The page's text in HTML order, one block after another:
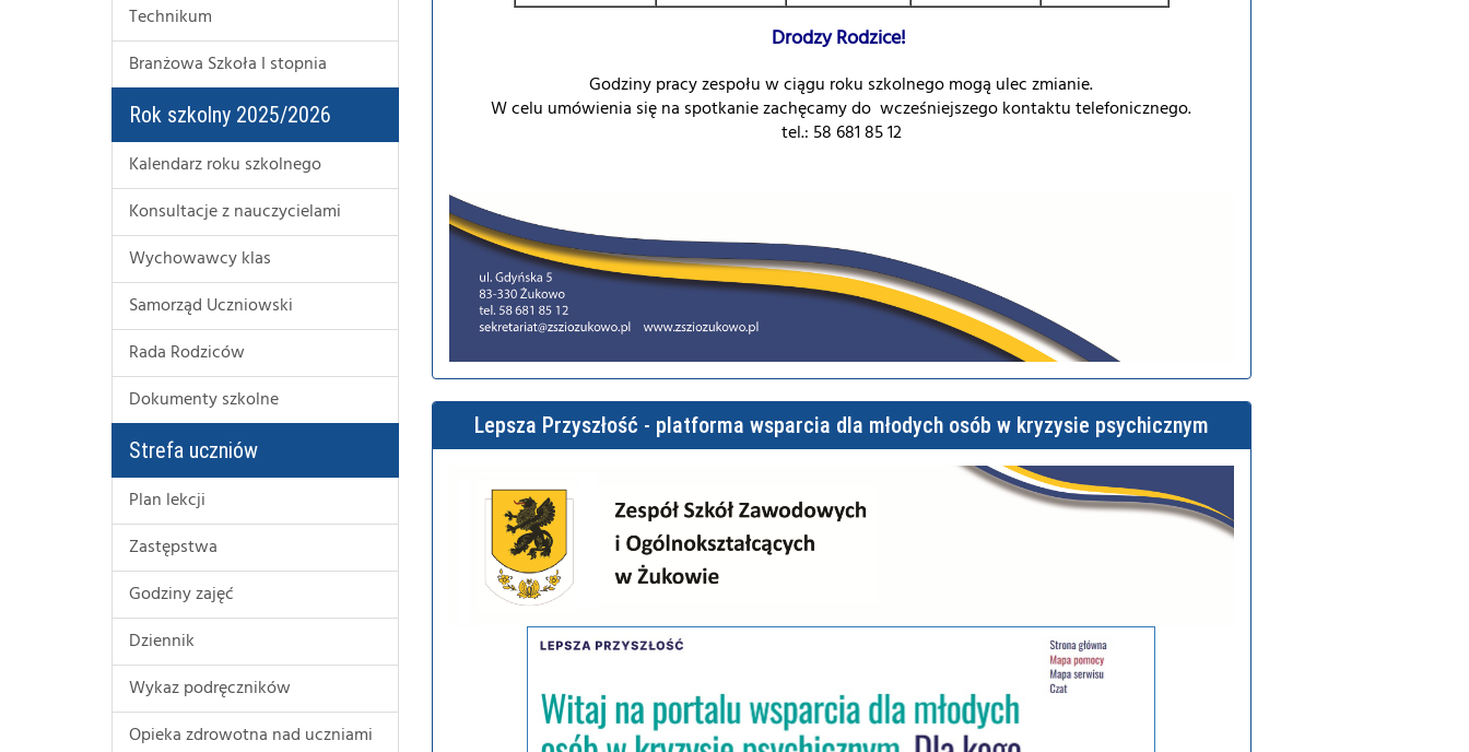
Technikum
Branżowa Szkoła I stopnia
Rok szkolny 2025/2026
Kalendarz roku szkolnego
Konsultacje z nauczycielami
Wychowawcy klas
Samorząd Uczniowski
Rada Rodziców
Dokumenty szkolne
Strefa uczniów
Plan lekcji
Zastępstwa
Godziny zajęć
Dziennik
Wykaz podręczników
Opieka zdrowotna nad uczniami
Drodzy Rodzice!
Godziny pracy zespołu w ciągu roku szkolnego mogą ulec zmianie.
W celu umówienia się na spotkanie zachęcamy do wcześniejszego kontaktu telefonicznego.
tel.: 58 681 85 12
Lepsza Przyszłość - platforma wsparcia dla młodych osób w kryzysie psychicznym